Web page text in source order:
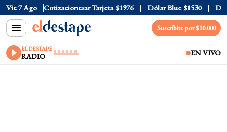
Vie 7 Ago Cotizaciones
Oficial $1520 Dólar Tarjeta $1976 Dólar Blue $1530 Dólar
Suscribite por $10.000
EL DESTAPE
RADIO EN VIVO